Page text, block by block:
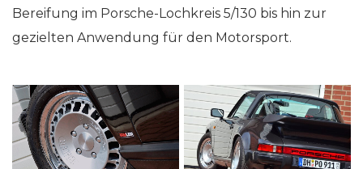
Bereifung im Porsche-Lochkreis 5/130 bis hin zur
gezielten Anwendung für den Motorsport.